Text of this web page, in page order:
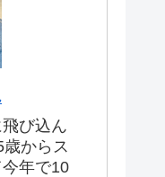
び込ん
からス
年で10